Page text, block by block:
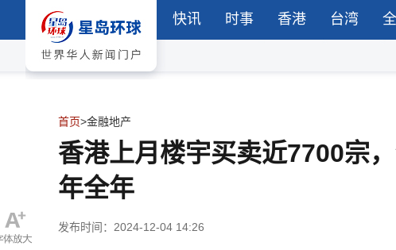
快讯 时事 香港 台湾
首页>金融地产
香港上月楼宇买卖近7700宗
年全年
发布时间：2024-12-04 14:26